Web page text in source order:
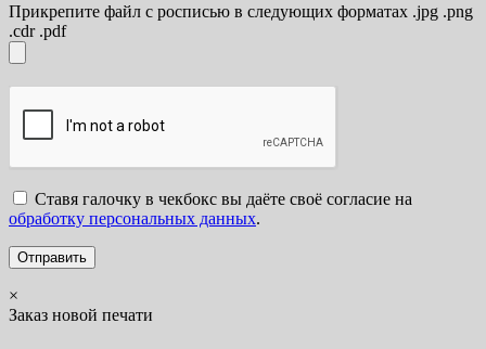
Прикрепите файл с росписью в следующих форматах .jpg .png
.cdr .pdf
Ставя галочку в чекбокс вы даёте своё согласие на
обработку персональных данных.
×
Заказ новой печати